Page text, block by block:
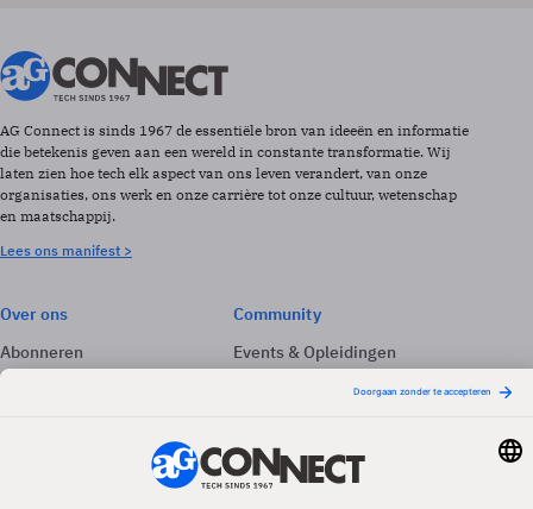
AG Connect is sinds 1967 de essentiële bron van ideeën en informatie
die betekenis geven aan een wereld in constante transformatie. Wij
laten zien hoe tech elk aspect van ons leven verandert, van onze
organisaties, ons werk en onze carrière tot onze cultuur, wetenschap
en maatschappij.
Lees ons manifest >
Over ons
Abonneren
Adverteren
Community
Events & Opleidingen